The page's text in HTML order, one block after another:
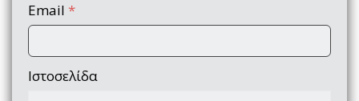
Email *
Ιστοσελίδα